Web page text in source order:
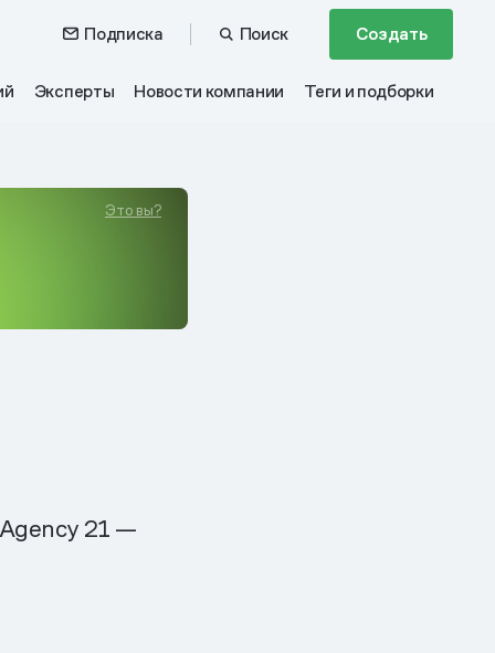
Подписка Поиск Создать
Эксперты Новости компании Теги и подборки
Это вы?
Agency 21 —